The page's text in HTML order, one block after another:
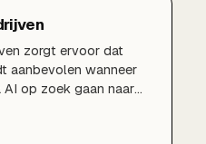
zorgt ervoor dat
aanbevolen wanneer
op zoek gaan naar